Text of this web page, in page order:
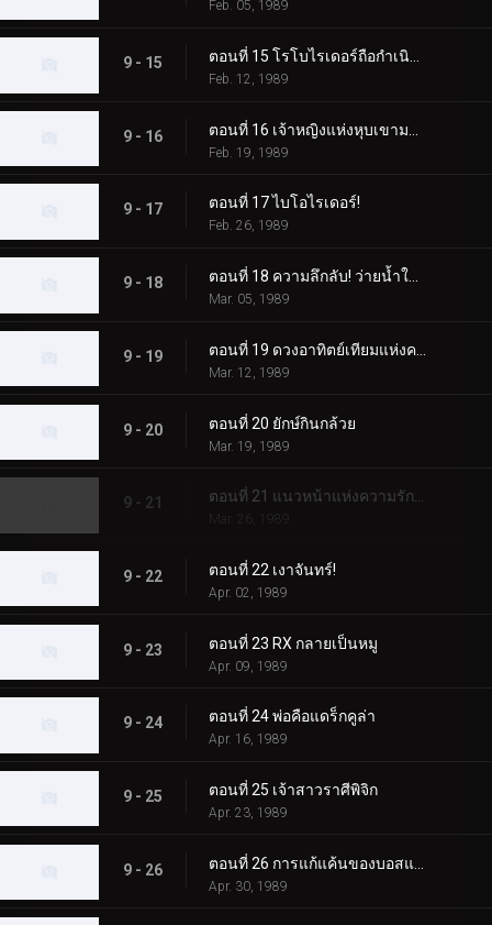
Feb. 05, 1989
9 - 15
Feb. 12, 1989
9 - 16
Feb. 19, 1989
9 - 17 ตอนที่ 17 ไบโอไรเดอร์!
Feb. 26, 1989
9 - 18
Mar. 05, 1989
9 - 19
Mar. 12, 1989
9 - 20 ตอนที่ 20 ยักษ์กินกล้วย
Mar. 19, 1989
9 - 21 ตอนที่ 21 แนวหน้าแห่งความรักและมิตรภาพ
Mar. 26, 1989
9 - 22 ตอนที่ 22 เงาจันทร์!
Apr. 02, 1989
9 - 23 ตอนที่ 23 RX กลายเป็นหมู
Apr. 09, 1989
9 - 24 ตอนที่ 24 พ่อคือแดร็กคูล่า
Apr. 16, 1989
9 - 25 ตอนที่ 25 เจ้าสาวราศีพิจิก
Apr. 23, 1989
9 - 26
Apr. 30, 1989